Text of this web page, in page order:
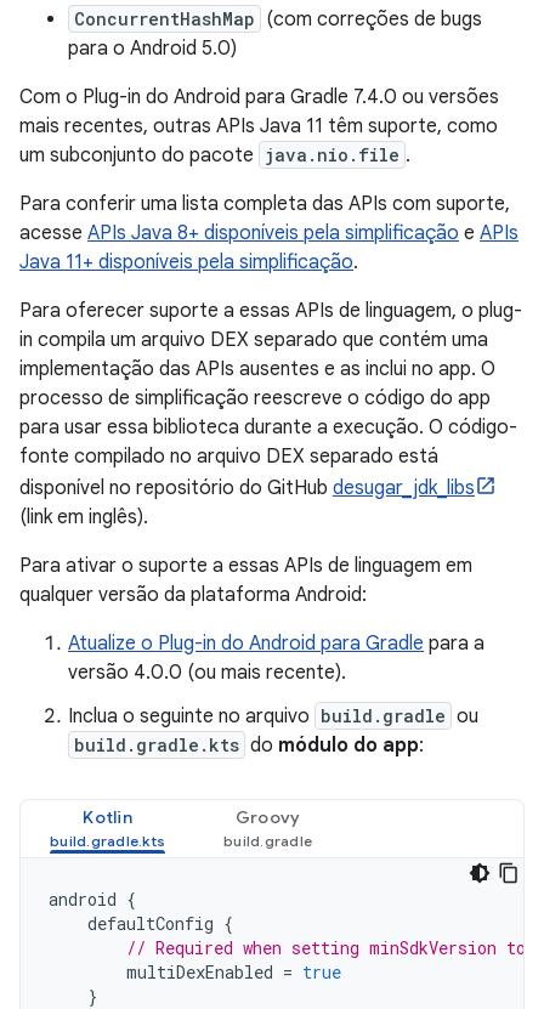
ConcurrentHashMap (com correções de bugs
para o Android 5.0)
Com o Plug-in do Android para Gradle 7.4.0 ou versões
mais recentes, outras APIs Java 11 têm suporte, como
um subconjunto do pacote java.nio.file .
Para conferir uma lista completa das APIs com suporte,
acesse APIs Java 8+ disponíveis pela simplificação e APIs
Java 11+ disponíveis pela simplificação.
Para oferecer suporte a essas APIs de linguagem, o plug-
in compila um arquivo DEX separado que contém uma
implementação das APIs ausentes e as inclui no app. O
processo de simplificação reescreve o código do app
para usar essa biblioteca durante a execução. O código-
fonte compilado no arquivo DEX separado está
disponível no repositório do GitHub desugar_jdk_libs
(link em inglês).
Para ativar o suporte a essas APIs de linguagem em
qualquer versão da plataforma Android:
Atualize o Plug-in do Android para Gradle para a
versão 4.0.0 (ou mais recente).
Inclua o seguinte no arquivo build.gradle ou
build.gradle.kts do módulo do app:
Kotlin Groovy
android {
defaultConfig {
// Required when setting minSdkVersion to
multiDexEnabled = true
}